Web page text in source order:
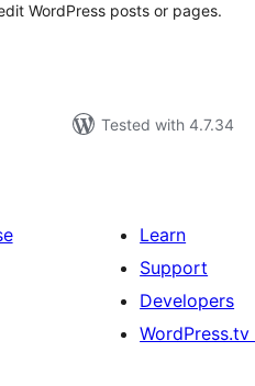
WordPress posts or pages.
Tested with 4.7.34
Learn
Support
Developers
WordPress.tv